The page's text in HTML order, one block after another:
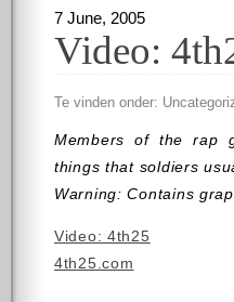
7 June, 2005
Video:
Te vinden onder:
Members of the rap
things that soldiers
Warning: Contains
Video: 4th25
4th25.com